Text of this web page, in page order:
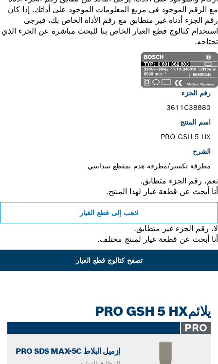
الرقم الموجود في مربع المعلومات الموجود على أداتك. إذا كان
الجزء أدناه غير متطابق مع رقم الأداة الخاص بك، فيرجى
كتالوج قطع الغيار الخاص بنا للبحث مباشرة عن الجزء الذي
رقم الجزء
3611C38880
اسم المنتج
PRO GSH 5 HX
الشرح
مطرقة تكسير/مطرقة هدم بمقطع سداسي
رقم الجزء متطابق.
أبحث عن قطعة غيار لهذا المنتج.
اذهب إلى قطع الغيار
رقم الجزء غير متطابق.
أبحث عن قطعة غيار لمنتج مختلف.
تصفح كتالوج قطع الغيار
يلائمPRO GSH 5 HX
PRO
إزميل البلاط PRO SDS MAX-5C